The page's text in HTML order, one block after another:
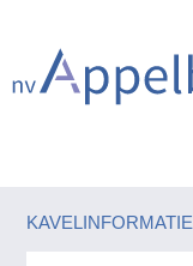
KAVELINFORMATIE